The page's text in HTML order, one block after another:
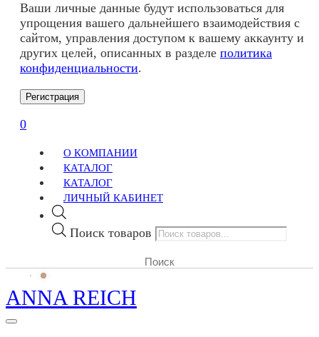
Ваши личные данные будут использоваться для
упрощения вашего дальнейшего взаимодействия с
сайтом, управления доступом к вашему аккаунту и
других целей, описанных в разделе политика
конфиденциальности.
Регистрация
0
О КОМПАНИИ
КАТАЛОГ
КАТАЛОГ
ЛИЧНЫЙ КАБИНЕТ
Поиск товаров
ANNA REICH